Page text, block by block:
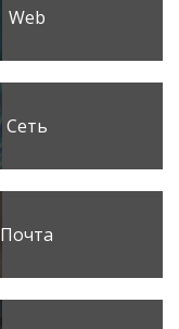
Web
Сеть
Почта